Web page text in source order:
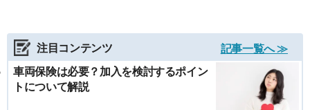
注目コンテンツ
記事一覧へ ≫
車両保険は必要？加入を検討するポイン
トについて解説